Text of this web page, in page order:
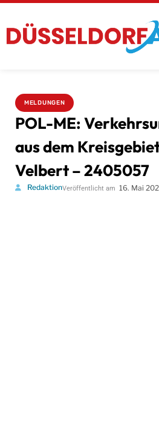
MELDUNGEN
POL-ME:
aus dem
Velbert – 2405057
RedaktionVeröffentlicht am 16. Mai